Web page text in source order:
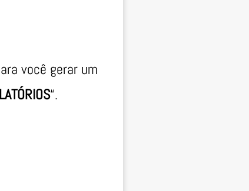
você gerar um
“.